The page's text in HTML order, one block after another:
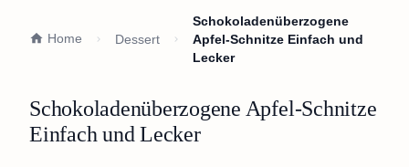
Home Dessert
Schokoladenüberzogene
Apfel-Schnitze Einfach und
Lecker
Schokoladenüberzogene Apfel-Schnitze
Einfach und Lecker